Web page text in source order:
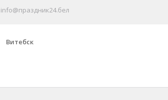
info@праздник24.бел
Витебск